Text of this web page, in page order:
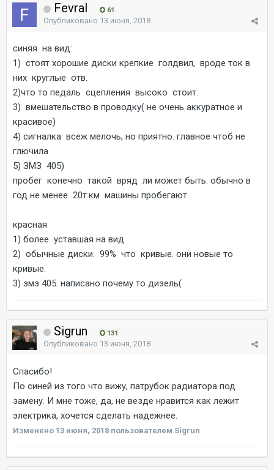
Fevral 61
Опубликовано 13 июня, 2018
синяя на вид:
1) стоят хорошие диски крепкие голдвил, вроде ток в
них круглые отв.
2)что то педаль сцепления высоко стоит.
3) вмешательство в проводку( не очень аккуратное и
красивое)
4) сигналка всеж мелочь, но приятно. главное чтоб не
глючила
5) ЗМЗ 405)
пробег конечно такой вряд ли может быть. обычно в
год не менее 20т.км машины пробегают.
красная
1) более уставшая на вид
2) обычные диски. 99% что кривые. они новые то
кривые.
3) змз 405. написано почему то дизель(
Sigrun 131
Опубликовано 13 июня, 2018
Спасибо!
По синей из того что вижу, патрубок радиатора под
замену. И мне тоже, да, не везде нравится как лежит
электрика, хочется сделать надежнее.
Изменено 13 июня, 2018 пользователем Sigrun